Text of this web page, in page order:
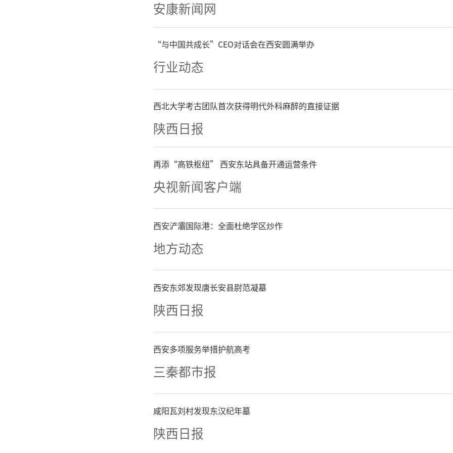
司部制造业与战略新兴产业客户中心负
绕建设银行科技金融服务方案，向到
介绍了该行科技金融全生命周期服务方
企业股贷债保业务、科技金融专项服
容，全方位帮助科创企业深入了解建行
产品与服务，使其能够根据自身发展
配适合的融资方案，有效解决企业资
题。
培训会上，建行宝鸡分行与渭滨区人民
《金融支持渭滨工业科技创新推动高
略合作协议》，并现场向宝鸡市广汇机
司发放首笔“渭滨科信贷”——脱核
元。建行宝鸡分行相关负责人表示，
次培训会为契机，围绕区域重点产业
对接辖内科创企业，充分运用工业企
安康新闻网
“与中国共成长”CEO对话会在西安圆满举办
行业动态
西北大学考古团队首次获得明代外科麻醉的直接证据
陕西日报
再添“高铁枢纽” 西安东站具备开通运营条件
央视新闻客户端
西安浐灞国际港：全面杜绝学区炒作
地方动态
西安东郊发现唐长安县尉范凝墓
陕西日报
西安多项服务举措护航高考
三秦都市报
咸阳瓦刘村发现东汉纪年墓
陕西日报